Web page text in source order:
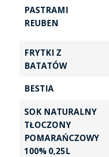
PASTRAMI
REUBEN
FRYTKI Z
BATATÓW
BESTIA
SOK NATURALNY
TŁOCZONY
POMARAŃCZOWY
100% 0,25L